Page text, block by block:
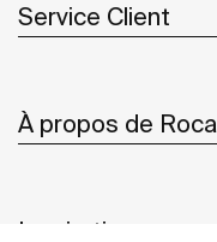
Service Client
À propos de Roca
Inspiration